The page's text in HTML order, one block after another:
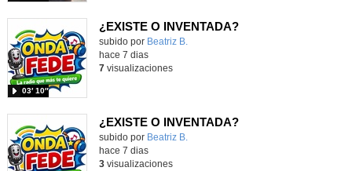
¿EXISTE O INVENTADA?
Contenido educativo.
subido por Beatriz B.
03′ 10″
hace 7 dias
7visualizaciones
¿EXISTE O INVENTADA?
Contenido educativo.
subido por Beatriz B.
hace 7 dias
3visualizaciones